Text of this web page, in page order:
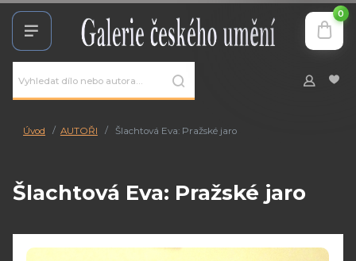
0
Úvod AUTOŘI Šlachtová Eva: Pražské jaro
Šlachtová Eva: Pražské jaro